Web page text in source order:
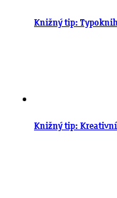
Knižný tip:
Knižný tip: